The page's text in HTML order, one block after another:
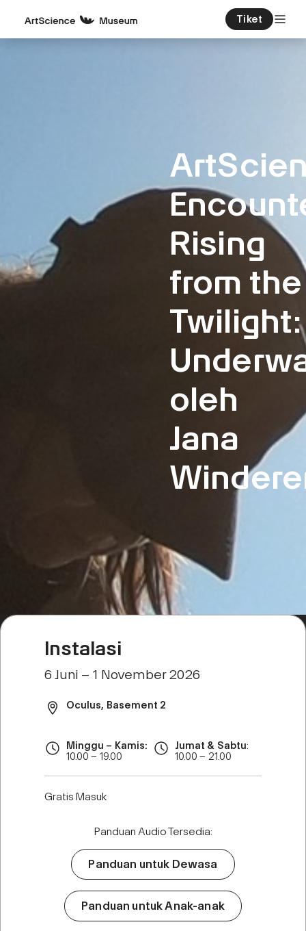
Tiket
Rising
from the
Twilight:
oleh
Jana
Instalasi
6 Juni – 1 November 2026
Oculus, Basement 2
Minggu – Kamis:
10.00 – 19.00
Jumat & Sabtu:
10.00 – 21.00
Gratis Masuk
Panduan Audio Tersedia:
Panduan untuk Dewasa
Panduan untuk Anak-anak